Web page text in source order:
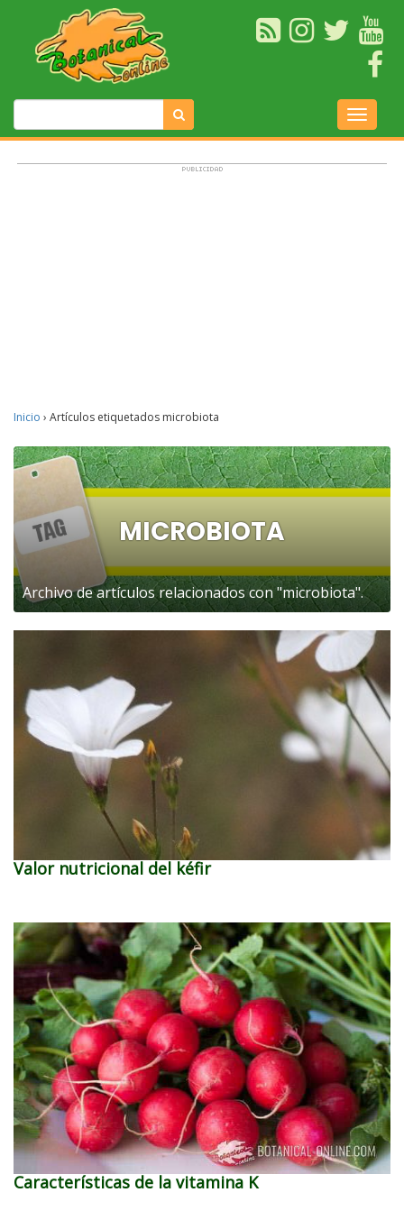
Inicio › Artículos etiquetados microbiota
MICROBIOTA
Archivo de artículos relacionados con "microbiota".
Valor nutricional del kéfir
Características de la vitamina K